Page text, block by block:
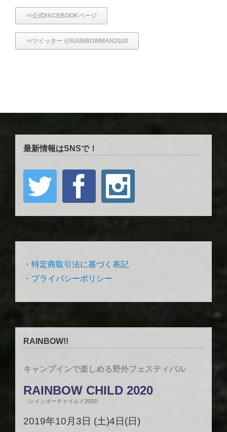
⇒公式FACEBOOKページ
⇒ツイッター @RAINBOWMAN2020
最新情報はSNSで！
・特定商取引法に基づく表記
・プライバシーポリシー
RAINBOW!!
キャンプインで楽しめる野外フェスティバル
RAINBOW CHILD 2020
〈レインボーチャイルド2020〉
2019年10月3日 (土)4日(日)